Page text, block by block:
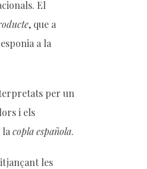
El
, que a
a la
per un
i els
copla española.
les